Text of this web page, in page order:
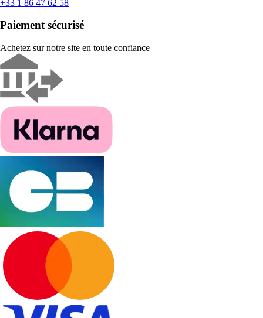
+33 1 86 47 62 58
Paiement sécurisé
Achetez sur notre site en toute confiance